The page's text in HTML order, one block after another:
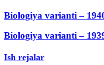
Biologiya varianti –
Biologiya varianti –
Ish rejalar